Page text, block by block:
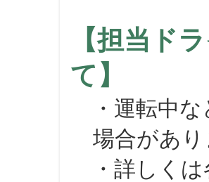
【担当ド
て】
・運転中な
場合があり
・詳しくは